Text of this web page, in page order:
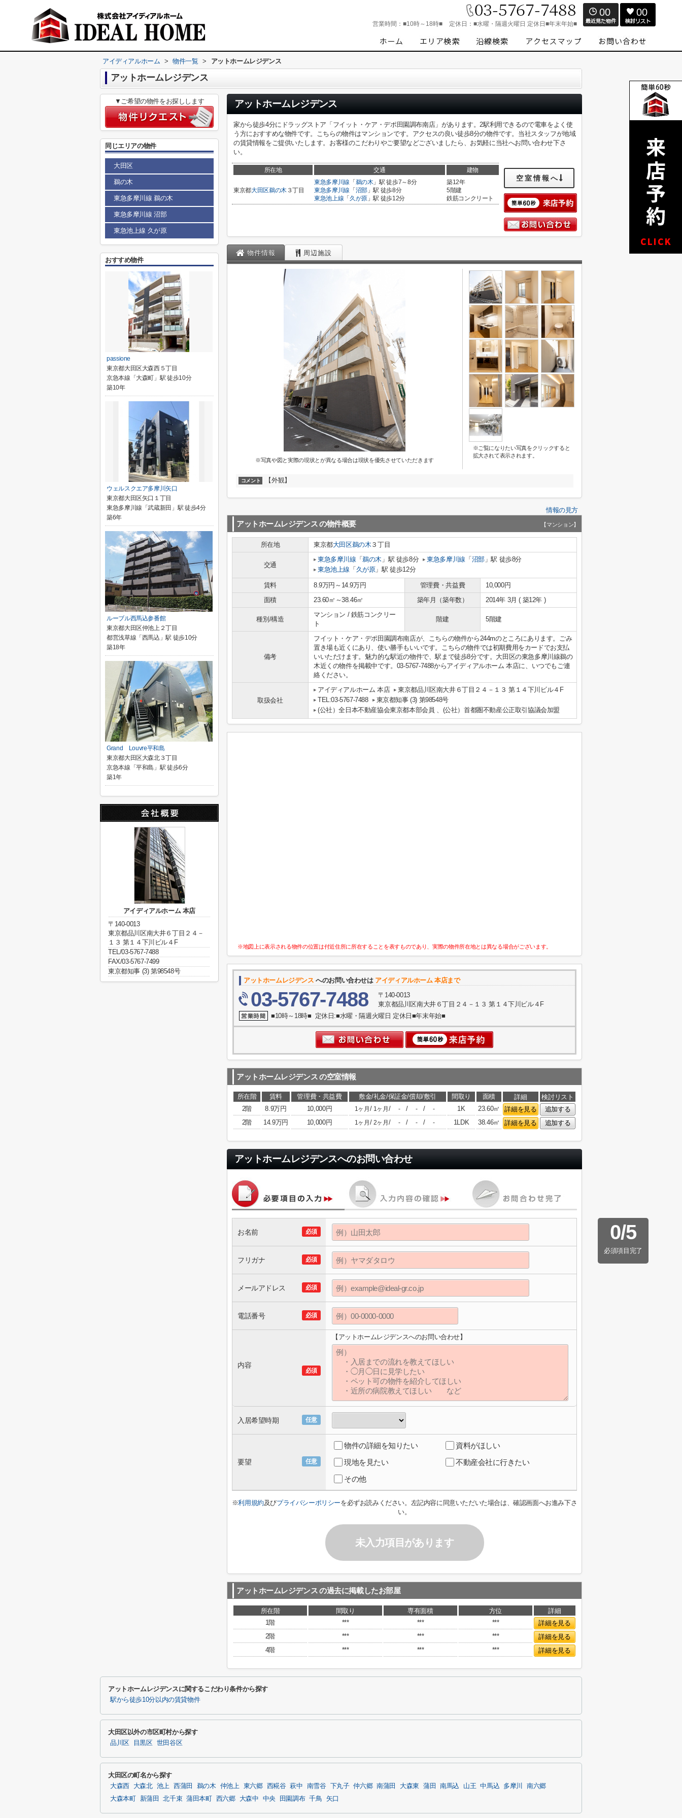
営業時間： ■10時～18時■ 定休日： ■水曜・隔週火曜日 定休日■年末年始■
00 00
アイディアルホーム > 物件一覧 > アットホームレジデンス
アットホームレジデンス
アットホームレジデンス
家から徒歩4分にドラッグストア「フイット・ケア・デポ田園調布南店」があります。2駅利用できるので電車をよく使
う方におすすめな物件です。こちらの物件はマンションです。アクセスの良い徒歩8分の物件です。当社スタッフが地域
の賃貸情報をご提供いたします。お客様のこだわりやご要望などございましたら、お気軽に当社へお問い合わせ下さ
い。
所在地 交通 建物
東京都大田区鵜の木３丁目
東急多摩川線 「 鵜の木」駅 徒歩7～8分
東急多摩川線 「 沼部」駅 徒歩8分
東急池上線 「 久が原」駅 徒歩12分
築12年
5階建
鉄筋コンクリート
空室情報へ
物件情報 周辺施設
※写真や図と実際の現状とが異なる場合は現状を優先させていただきます
※ご覧になりたい写真をクリックすると
拡大されて表示されます。
コメント 【外観】
情報の見方
アットホームレジデンス の物件概要 【マンション】
所在地 東京都大田区鵜の木 ３丁目
交通
東急多摩川線 「鵜の木 」駅 徒歩8分 東急多摩川線 「 沼部」駅 徒歩8分
東急池上線 「 久が原」駅 徒歩12分
賃料 8.9万円～14.9万円 管理費・共益費
10,000円
面積
23.60㎡～38.46㎡ 築年月（築年数） 2014年 3月 ( 築12年 )
種別/構造
マンション / 鉄筋コンクリー
ト
階建 5階建
備考
フイット・ケア・デポ田園調布南店が、こちらの物件から244mのところにあります。ごみ
置き場も近くにあり、使い勝手もいいです。こちらの物件では初期費用をカードでお支払
いいただけます。魅力的な駅近の物件で、駅まで徒歩8分です。大田区の東急多摩川線鵜の
木近くの物件を掲載中です。03-5767-7488からアイディアルホーム 本店に、いつでもご連
絡ください。
取扱会社
アイディアルホーム 本店
東京都品川区南大井６丁目２４－１３ 第１４下川ビル４F
TEL:03-5767-7488
東京都知事 (3) 第98548号
(公社）全日本不動産協会東京都本部会員 、(公社）首都圏不動産公正取引協議会加盟
※地図上に表示される物件の位置は付近住所に所在することを表すものであり、実際の物件所在地とは異なる場合がございます。
アットホームレジデンス へのお問い合わせは アイディアルホーム 本店まで
03-5767-7488
〒140-0013
東京都品川区南大井６丁目２４－１３ 第１４下川ビル４F
■10時～18時■ 定休日:■水曜・隔週火曜日 定休日■年末年始■
アットホームレジデンス の空室情報
所在階 賃料 管理費・共益費 敷金/礼金/保証金/償却/敷引 間取り 面積 詳細
検討リスト
2階
8.9万円 10,000円 1ヶ月 / 1ヶ月 / - / - / - 1K 23.60㎡ 詳細を見る
追加する
2階
14.9万円 10,000円 1ヶ月 / 2ヶ月 / - / - / - 1LDK 38.46㎡ 詳細を見る 追加する
アットホームレジデンスへのお問い合わせ
0/5
必須項目完了
必須
お名前
必須
フリガナ
必須
メールアドレス
必須
電話番号
必須
内容
【アットホームレジデンスへのお問い合わせ】
任意
入居希望時期
任意
要望
物件の詳細を知りたい
資料がほしい
現地を見たい
不動産会社に行きたい
その他
※利用規約及びプライバシーポリシーを必ずお読みください。左記内容に同意いただいた場合は、確認画面へお進み下さ
い。
未入力項目があります
アットホームレジデンス の過去に掲載したお部屋
所在階 間取り 専有面積 方位
詳細
1階
*** *** ***
詳細を見る
2階
*** *** ***
詳細を見る
4階
*** *** *** 詳細を見る
▼ご希望の物件をお探しします
同じエリアの物件
大田区
鵜の木
東急多摩川線 鵜の木
東急多摩川線 沼部
東急池上線 久が原
おすすめ物件
passione
東京都大田区大森西５丁目
京急本線「大森町」駅 徒歩10分
築10年
ウェルスクエア多摩川矢口
東京都大田区矢口１丁目
東急多摩川線「武蔵新田」駅 徒歩4分
築6年
ルーブル西馬込参番館
東京都大田区仲池上２丁目
都営浅草線「西馬込」駅 徒歩10分
築18年
Grand Louvre平和島
東京都大田区大森北３丁目
京急本線「平和島」駅 徒歩6分
築1年
アイディアルホーム 本店
〒140-0013
東京都品川区南大井６丁目２４－
１３ 第１４下川ビル４F
TEL/03-5767-7488
FAX/03-5767-7499
東京都知事 (3) 第98548号
アットホームレジデンスに関するこだわり条件から探す
駅から徒歩10分以内の賃貸物件
大田区以外の市区町村から探す
品川区 目黒区 世田谷区
大田区の町名から探す
大森西 大森北 池上 西蒲田 鵜の木 仲池上 東六郷 西糀谷 萩中 南雪谷 下丸子 仲六郷 南蒲田 大森東 蒲田 南馬込 山王 中馬込 多摩川
南六郷
大森本町
新蒲田 北千束 蒲田本町 西六郷 大森中 中央 田園調布 千鳥 矢口